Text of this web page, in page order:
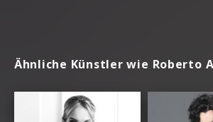
Ähnliche Künstler wie Roberto